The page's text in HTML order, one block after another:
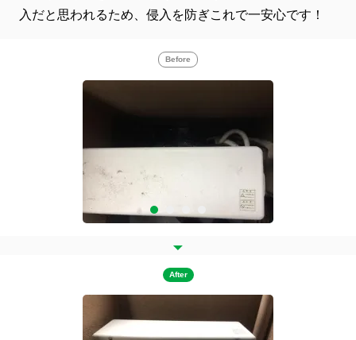
入だと思われるため、侵入を防ぎこれで一安心です！
Before
After